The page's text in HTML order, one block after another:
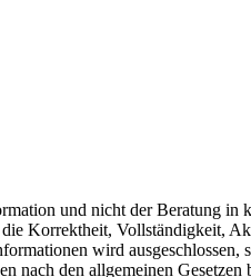
und nicht der Beratung
Korrektheit, Vollständigkeit,
wird
den allgemeinen